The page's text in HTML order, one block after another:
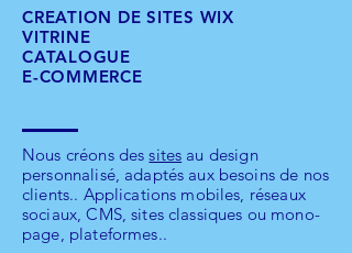
CREATION DE SITES WIX
VITRINE
CATALOGUE
E-COMMERCE
Nous créons dessites au design
personnalisé, adaptés aux besoins de nos
clients.. Applications mobiles, réseaux
sociaux, CMS, sites classiques ou mono-
page, plateformes..